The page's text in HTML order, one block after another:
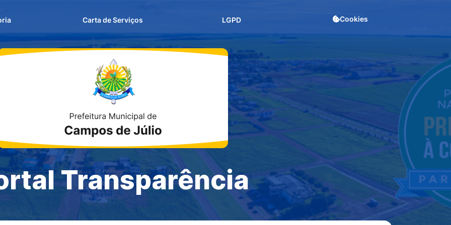
Carta de Serviços LGPD Cookies
Transparência